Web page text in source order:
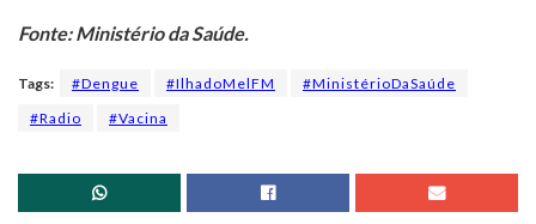
Fonte: Ministério da Saúde.
Tags: #Dengue #IlhadoMelFM
#MinistérioDaSaúde
#Radio
#Vacina